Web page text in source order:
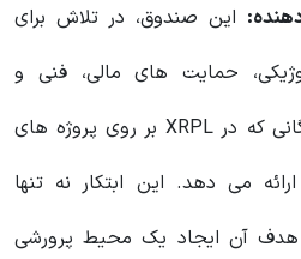
این صندوق، در تلاش برای
حمایت های مالی، فنی و
تجاری را برای توسعه دهندگانی که در XRPL بر روی پروژه های
ارائه می دهد. این ابتکار نه تنها
هدف آن ایجاد یک محیط پرورشی